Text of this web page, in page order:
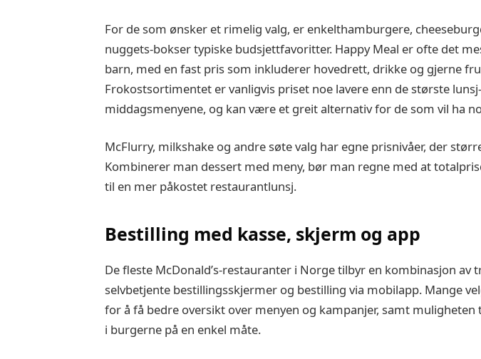
For de som ønsker et rimelig valg, er enkelthamburgere,
nuggets‑bokser typiske budsjettfavoritter. Happy Meal er ofte det
barn, med en fast pris som inkluderer hovedrett, drikke og gjerne
Frokostsortimentet er vanligvis priset noe lavere enn de største
middagsmenyene, og kan være et greit alternativ for de som vil ha
McFlurry, milkshake og andre søte valg har egne prisnivåer, der
Kombinerer man dessert med meny, bør man regne med at
til en mer påkostet restaurantlunsj.
Bestilling med kasse, skjerm og app
De fleste McDonald’s‑restauranter i Norge tilbyr en kombinasjon av
selvbetjente bestillingsskjermer og bestilling via mobilapp. Mange
for å få bedre oversikt over menyen og kampanjer, samt muligheten
i burgerne på en enkel måte.